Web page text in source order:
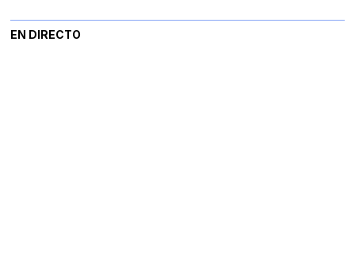
EN DIRECTO